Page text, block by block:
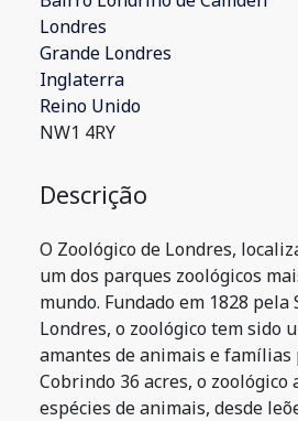
Londres
Grande Londres
Inglaterra
Reino Unido
NW1 4RY
Descrição
O Zoológico de Londres,
um dos parques zoológicos
mundo. Fundado em 1828 pela
Londres, o zoológico tem sido
amantes de animais e famílias
Cobrindo 36 acres, o zoológico
espécies de animais, desde